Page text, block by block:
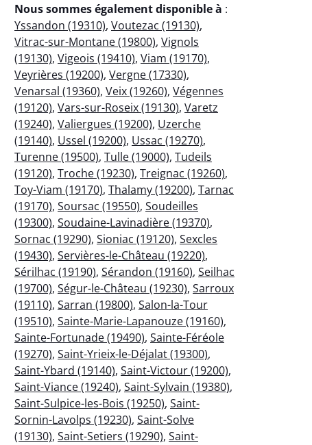
Nous sommes également disponible à :
Yssandon (19310), Voutezac (19130),
Vitrac-sur-Montane (19800), Vignols
(19130), Vigeois (19410), Viam (19170),
Veyrières (19200), Vergne (17330),
Venarsal (19360), Veix (19260), Végennes
(19120), Vars-sur-Roseix (19130), Varetz
(19240), Valiergues (19200), Uzerche
(19140), Ussel (19200), Ussac (19270),
Turenne (19500), Tulle (19000), Tudeils
(19120), Troche (19230), Treignac (19260),
Toy-Viam (19170), Thalamy (19200), Tarnac
(19170), Soursac (19550), Soudeilles
(19300), Soudaine-Lavinadière (19370),
Sornac (19290), Sioniac (19120), Sexcles
(19430), Servières-le-Château (19220),
Sérilhac (19190), Sérandon (19160), Seilhac
(19700), Ségur-le-Château (19230), Sarroux
(19110), Sarran (19800), Salon-la-Tour
(19510), Sainte-Marie-Lapanouze (19160),
Sainte-Fortunade (19490), Sainte-Féréole
(19270), Saint-Yrieix-le-Déjalat (19300),
Saint-Ybard (19140), Saint-Victour (19200),
Saint-Viance (19240), Saint-Sylvain (19380),
Saint-Sulpice-les-Bois (19250), Saint-
Sornin-Lavolps (19230), Saint-Solve
(19130), Saint-Setiers (19290), Saint-